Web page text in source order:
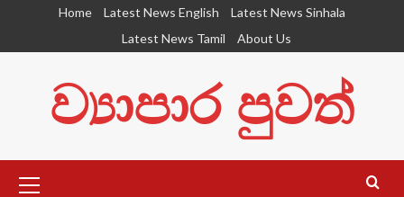
content
Home Latest News English
Latest News Sinhala
Latest News Tamil
About Us
ව්‍යාපාර පුවත්
Menu